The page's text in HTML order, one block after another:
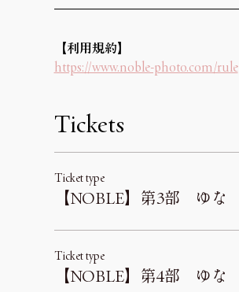
【利用規約】
https://www.noble-photo.com/rule
Tickets
Ticket type
【NOBLE】第3部 ゆな
Ticket type
【NOBLE】第4部 ゆな